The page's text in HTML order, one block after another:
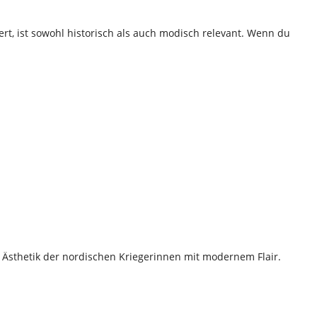
ist sowohl historisch als auch modisch relevant. Wenn du
der nordischen Kriegerinnen mit modernem Flair.